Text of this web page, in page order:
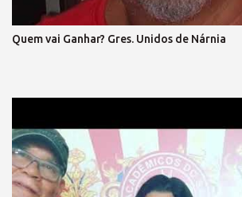
ARDIL O DIREITO, O FIM DA VINGANÇA, E
LEI MAIOR TRIUNFAR O PAIS EM
A CIDADANIA VEM PRA RUA, VEM LUTAR,
Quem vai Ganhar? Gres. Unidos de Nárnia